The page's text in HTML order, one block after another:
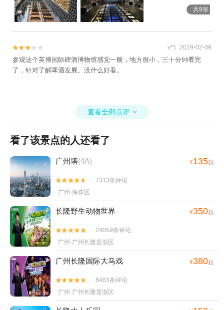
共9张

 v*1 2019-02-09
参观这个英博国际碑酒博物馆感觉一般，地方很小，三十分钟看完
了，针对了解啤酒发展。没什么好看。
查看全部点评 
看了该景点的人还看了
广州塔(4A) ¥135起


7313条评论
广州·海珠区
长隆野生动物世界 ¥350起


24059条评论
广州·广州长隆度假区
广州长隆国际大马戏 ¥380起


8483条评论
广州·广州长隆度假区